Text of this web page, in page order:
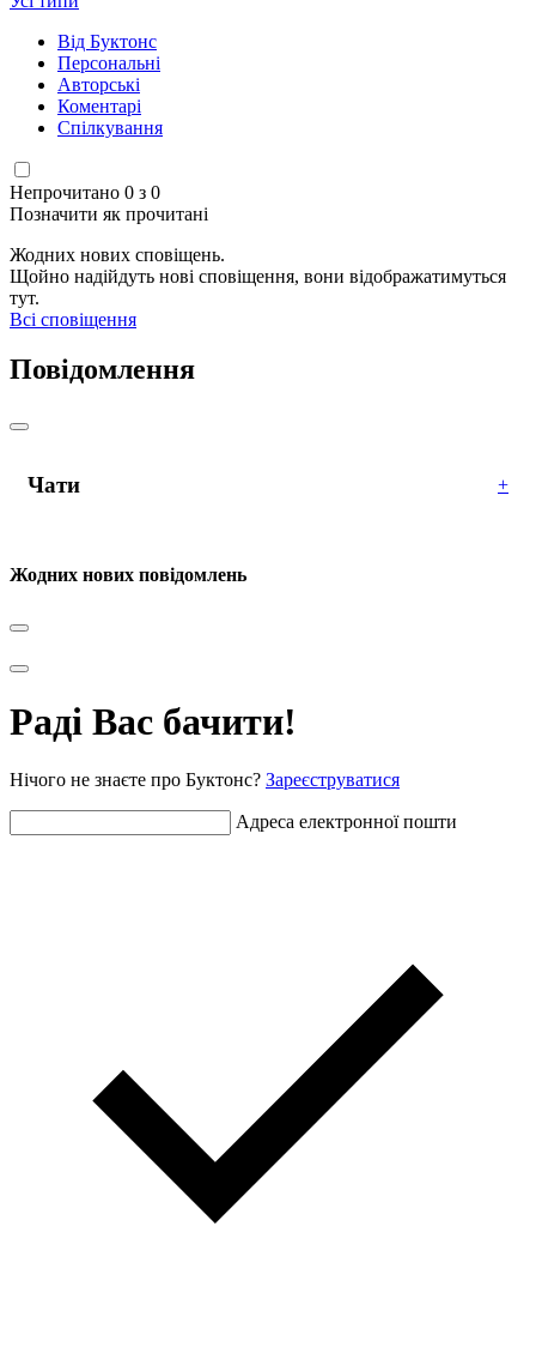
Від Буктонс
Персональні
Авторські
Коментарі
Спілкування
Непрочитано 0 з 0
Позначити як прочитані
Жодних нових сповіщень.
Щойно надійдуть нові сповіщення, вони відображатимуться
тут.
Всі сповіщення
Повідомлення
Чати +
Жодних нових повідомлень
Раді Вас бачити!
Нічого не знаєте про Буктонс? Зареєструватися
Адреса електронної пошти